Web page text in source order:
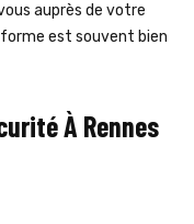
auprès de votre
est souvent bien
À Rennes